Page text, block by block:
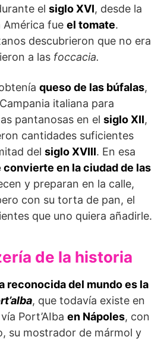
el siglo XVI, desde la
fue el tomate.
descubrieron que no era
a las foccacia.
queso de las búfalas,
italiana para
pantanosas en el siglo XII,
cantidades suficientes
del siglo XVIII. En esa
convierte en la ciudad de las
y preparan en la calle,
con su torta de pan, el
que uno quiera añadirle.
de la historia
reconocida del mundo es la
, que todavía existe en
Port’AIba en Nápoles, con
su mostrador de mármol y